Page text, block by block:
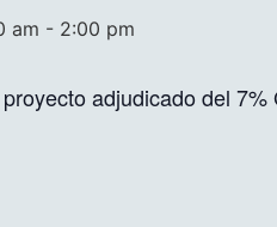
am - 2:00 pm
adjudicado del 7%